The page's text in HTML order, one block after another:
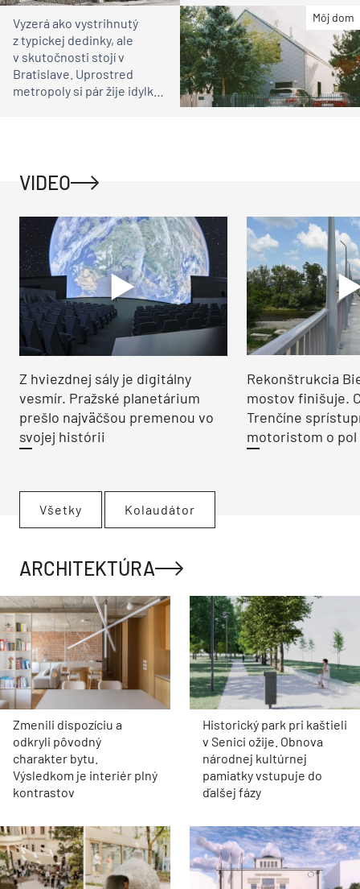
čakali
Môj dom
Vyzerá ako vystrihnutý
z typickej dedinky, ale
v skutočnosti stojí v
Bratislave. Uprostred
metropoly si pár žije idylku
VIDEO
Z hviezdnej sály je digitálny
vesmír. Pražské planetárium
prešlo najväčšou premenou vo
svojej histórii
Rekonštrukcia
mostov finišuje.
Trenčíne
motoristom o pol
Všetky Kolaudátor
ARCHITEKTÚRA
Zmenili dispozíciu a
odkryli pôvodný
charakter bytu.
Výsledkom je interiér plný
kontrastov
Historický park pri kaštieli
v Senici ožije. Obnova
národnej kultúrnej
pamiatky vstupuje do
ďalšej fázy